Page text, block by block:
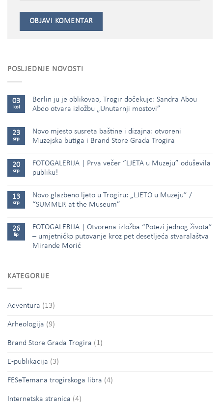
POSLJEDNJE NOVOSTI
03
kol
Berlin ju je oblikovao, Trogir dočekuje: Sandra Abou
Abdo otvara izložbu „Unutarnji mostovi”
23
srp
Novo mjesto susreta baštine i dizajna: otvoreni
Muzejska butiga i Brand Store Grada Trogira
20
srp
FOTOGALERIJA | Prva večer “LJETA u Muzeju” oduševila
publiku!
13
srp
Novo glazbeno ljeto u Trogiru: „LJETO u Muzeju” /
“SUMMER at the Museum”
26
lip
FOTOGALERIJA | Otvorena izložba “Potezi jednog života”
– umjetničko putovanje kroz pet desetljeća stvaralaštva
Mirande Morić
KATEGORIJE
Adventura (13)
Arheologija (9)
Brand Store Grada Trogira (1)
E-publikacija (3)
FESeTemana trogirskoga libra (4)
Internetska stranica (4)